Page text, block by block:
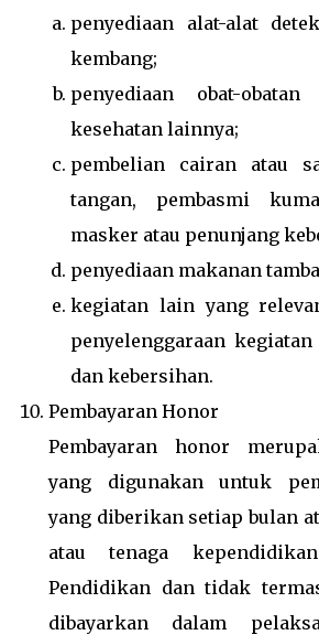
penyediaan alat-alat
kembang;
penyediaan obat-
kesehatan lainnya;
pembelian cairan atau
tangan, pembasmi
masker atau penunjang
penyediaan makanan
kegiatan lain yang
penyelenggaraan
dan kebersihan.
Pembayaran Honor
Pembayaran honor
yang digunakan untuk
yang diberikan setiap bulan
atau tenaga
Pendidikan dan tidak
dibayarkan dalam